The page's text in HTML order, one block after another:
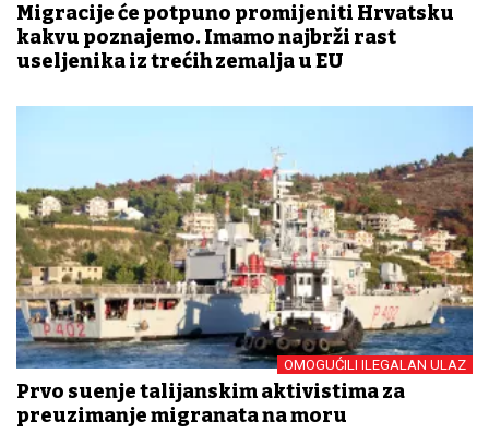
Migracije će potpuno promijeniti Hrvatsku
kakvu poznajemo. Imamo najbrži rast
useljenika iz trećih zemalja u EU
OMOGUĆILI ILEGALAN ULAZ
Prvo suđenje talijanskim aktivistima za
preuzimanje migranata na moru